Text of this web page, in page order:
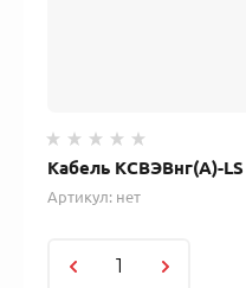
Кабель КСВЭВнг(А)-
Артикул: нет